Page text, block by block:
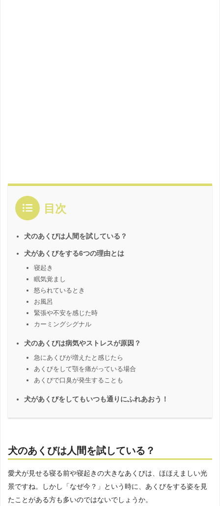
目次
犬のあくびは人間を試している？
犬があくびをする6つの理由とは
寝起き
眠気覚まし
怒られているとき
お風呂
緊張や不安を感じた時
カーミングシグナル
犬のあくびは病気やストレスが原因？
急にあくびが増えたと感じたら
あくびをして顎を痛がっている場合
あくびで口臭が発生することも
犬があくびをしてもいつも通りにふれあおう！
犬のあくびは人間を試している？
愛犬が見せる寝る前や寝起きの大きなあくびは、ほほえましい光
景ですね。しかし「なぜ今？」という時に、あくびをする姿を見
たことがある方も多いのではないでしょうか。